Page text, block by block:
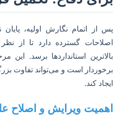
پس از اتمام نگارش اولیه، پایان
اصلاحات گسترده دارد تا از
بالاترین استانداردها برسد. این
برخوردار است و می‌تواند تفاوت
ایجاد کند.
اهمیت ویرایش و اصلاح